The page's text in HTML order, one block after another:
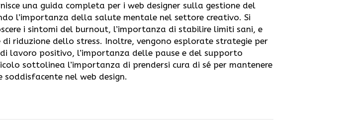
una guida completa per i web designer sulla gestione del
l’importanza della salute mentale nel settore creativo. Si
i sintomi del burnout, l’importanza di stabilire limiti sani, e
di riduzione dello stress. Inoltre, vengono esplorate strategie per
lavoro positivo, l’importanza delle pause e del supporto
sottolinea l’importanza di prendersi cura di sé per mantenere
soddisfacente nel web design.